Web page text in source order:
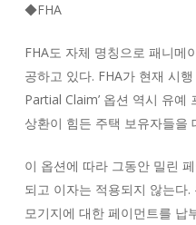
◆FHA
FHA도 자체 명칭으로 패니메
공하고 있다. FHA가 현재 시
Partial Claim’ 옵션 역시 유예
상환이 힘든 주택 보유자들을
이 옵션에 따라 그동안 밀린
되고 이자는 적용되지 않는다
모기지에 대한 페이먼트를 납